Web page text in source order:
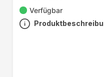
Verfügbar